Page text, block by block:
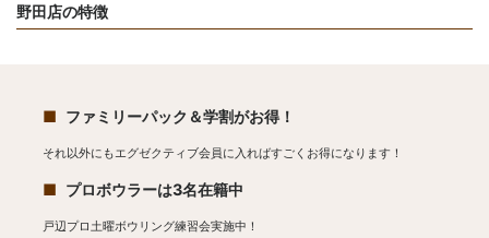
野田店の特徴
ファミリーパック＆学割がお得！
それ以外にもエグゼクティブ会員に入ればすごくお得になります！
プロボウラーは3名在籍中
戸辺プロ土曜ボウリング練習会実施中！